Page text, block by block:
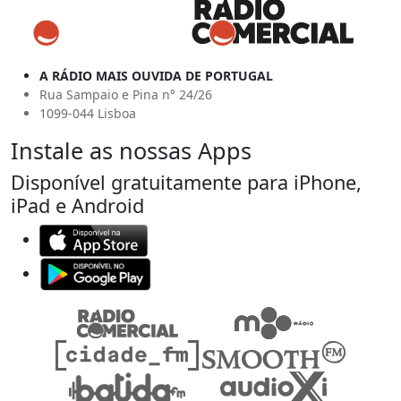
A RÁDIO MAIS OUVIDA DE PORTUGAL
Rua Sampaio e Pina n° 24/26
1099-044 Lisboa
Instale as nossas Apps
Disponível gratuitamente para iPhone,
iPad e Android